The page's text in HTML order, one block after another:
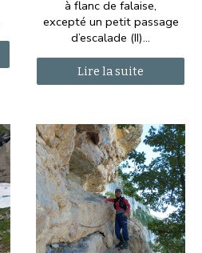
à flanc de falaise,
excepté un petit passage
d’escalade (II)...
Lire la suite